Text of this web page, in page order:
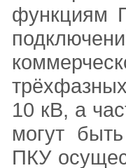
функциям
10 кВ, а
могут
ПКУ